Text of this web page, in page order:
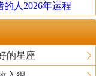
的人2026年运程
的星座